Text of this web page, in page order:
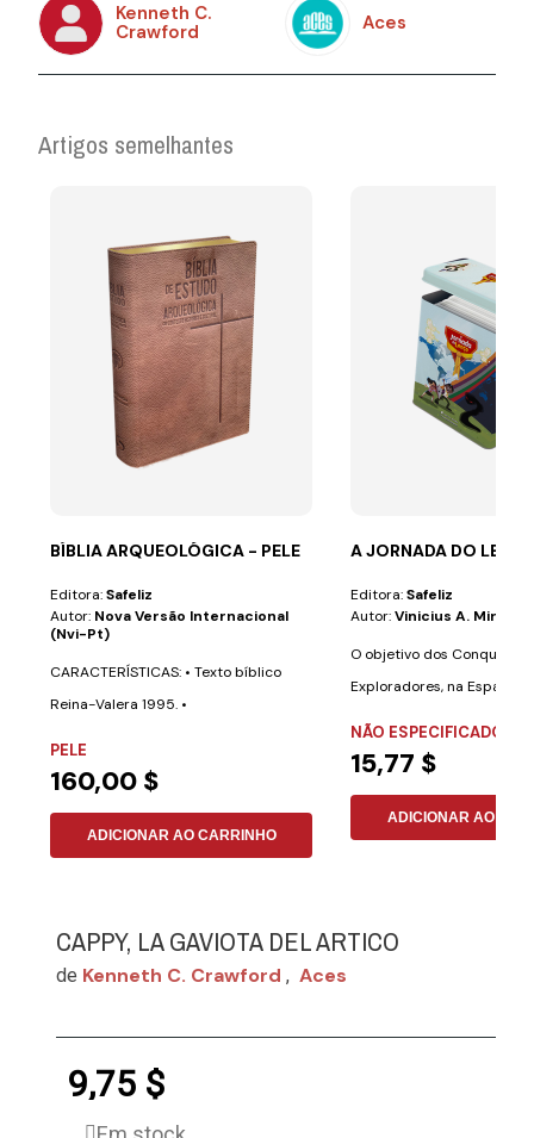
Kenneth C.
Crawford
Aces
Artigos semelhantes
BÍBLIA ARQUEOLÓGICA - PELE
Editora:Safeliz
Autor: Nova Versão Internacional
(nvi-Pt)
CARACTERÍSTICAS: • Texto bíblico
Reina-Valera 1995. •
PELE
160,00 $
ADICIONAR AO CARRINHO
A JORNADA DO
Editora:Safeliz
Autor:Vinicius A. Miranda
O objetivo dos
Exploradores, na Espanha)
NÃO ESPECIFICADO
15,77 $
ADICIONAR AO
CAPPY, LA GAVIOTA DEL ARTICO
de Kenneth C. Crawford , Aces
9,75 $